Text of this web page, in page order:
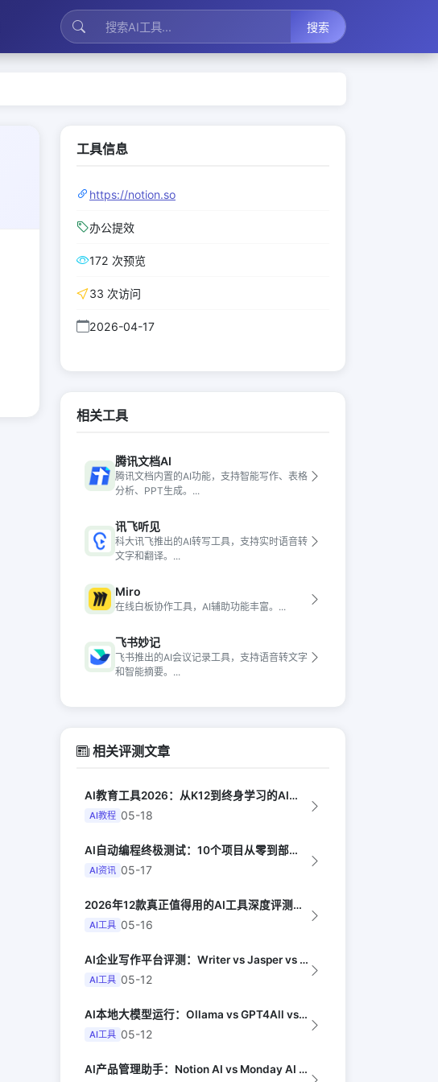
搜索
工具信息
https://notion.so
办公提效
172 次预览
33 次访问
2026-04-17
相关工具
腾讯文档AI
腾讯文档内置的AI功能，支持智能写作、表格
分析、PPT生成。...
讯飞听见
科大讯飞推出的AI转写工具，支持实时语音转
文字和翻译。...
Miro
在线白板协作工具，AI辅助功能丰富。...
飞书妙记
飞书推出的AI会议记录工具，支持语音转文字
和智能摘要。...
相关评测文章
AI教育工具2026：从K12到终身学习的AI产品地图（EdSurge）
AI教程 05-18
AI自动编程终极测试：10个项目从零到部署全由AI完成（Y Combinator...
AI资讯 05-17
2026年12款真正值得用的AI工具深度评测（Synthesia评选）
AI工具 05-16
AI企业写作平台评测：Writer vs Jasper vs Sana AI（G...
AI工具 05-12
AI本地大模型运行：Ollama vs GPT4All vs KoboldCpp...
AI工具 05-12
AI产品管理助手：Notion AI vs Monday AI vs Produ...